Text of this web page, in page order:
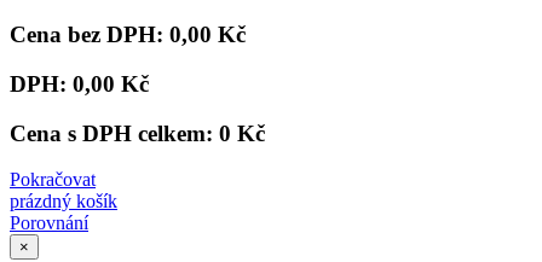
Cena bez DPH: 0,00 Kč
DPH: 0,00 Kč
Cena s DPH celkem: 0 Kč
Pokračovat
prázdný košík
Porovnání
×